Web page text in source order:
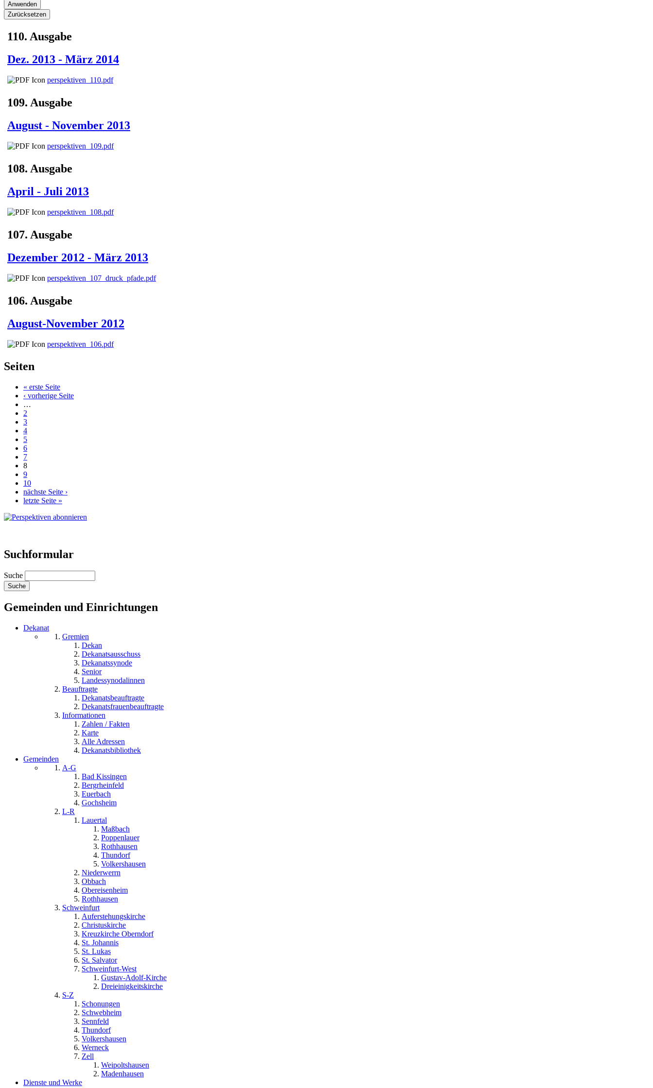
110. Ausgabe
Dez. 2013 - März 2014
perspektiven_110.pdf
109. Ausgabe
August - November 2013
perspektiven_109.pdf
108. Ausgabe
April - Juli 2013
perspektiven_108.pdf
107. Ausgabe
Dezember 2012 - März 2013
perspektiven_107_druck_pfade.pdf
106. Ausgabe
August-November 2012
perspektiven_106.pdf
Seiten
« erste Seite
‹ vorherige Seite
…
2
3
4
5
6
7
8
9
10
nächste Seite ›
letzte Seite »
Suchformular
Suche
Gemeinden und Einrichtungen
Dekanat
Gremien
Dekan
Dekanatsausschuss
Dekanatssynode
Senior
Landessynodalinnen
Beauftragte
Dekanatsbeauftragte
Dekanatsfrauenbeauftragte
Informationen
Zahlen / Fakten
Karte
Alle Adressen
Dekanatsbibliothek
Gemeinden
A-G
Bad Kissingen
Bergrheinfeld
Euerbach
Gochsheim
L-R
Lauertal
Maßbach
Poppenlauer
Rothhausen
Thundorf
Volkershausen
Niederwerrn
Obbach
Obereisenheim
Rothhausen
Schweinfurt
Auferstehungskirche
Christuskirche
Kreuzkirche Oberndorf
St. Johannis
St. Lukas
St. Salvator
Schweinfurt-West
Gustav-Adolf-Kirche
Dreieinigkeitskirche
S-Z
Schonungen
Schwebheim
Sennfeld
Thundorf
Volkershausen
Werneck
Zell
Weipoltshausen
Madenhausen
Dienste und Werke